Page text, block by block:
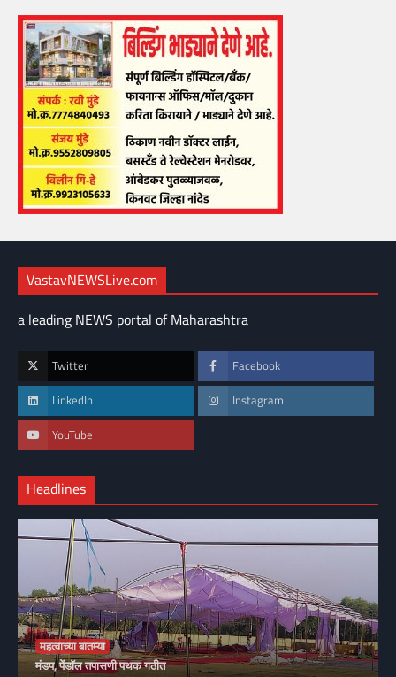
VastavNEWSLive.com
a leading NEWS portal of Maharashtra
Twitter Facebook
LinkedIn Instagram
YouTube
Headlines
महत्वाच्या बातम्या
मंडप, पेंडॉल तपासणी पथक गठीत